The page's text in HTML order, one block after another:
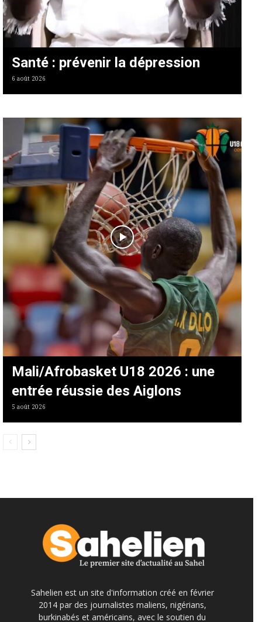
Santé : prévenir la dépression
6 août 2026
Mali/Afrobasket U18 2026 : une
entrée réussie des Aiglons
5 août 2026
Sahelien est un site d'information créé en février
2014 par des journalistes maliens, nigérians,
burkinabés et américains, avec le soutien du